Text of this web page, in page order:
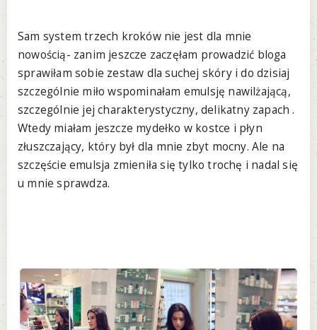
Sam system trzech kroków nie jest dla mnie
nowością- zanim jeszcze zaczęłam prowadzić bloga
sprawiłam sobie zestaw dla suchej skóry i do dzisiaj
szczególnie miło wspominałam emulsję nawilżającą,
szczególnie jej charakterystyczny, delikatny zapach .
Wtedy miałam jeszcze mydełko w kostce i płyn
złuszczający, który był dla mnie zbyt mocny. Ale na
szczęście emulsja zmieniła się tylko trochę i nadal się
u mnie sprawdza.